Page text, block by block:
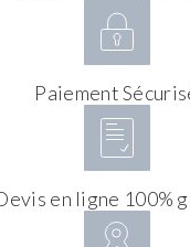
Paiement
en ligne 100%